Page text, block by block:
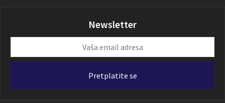
Newsletter
email
Pretplatite se